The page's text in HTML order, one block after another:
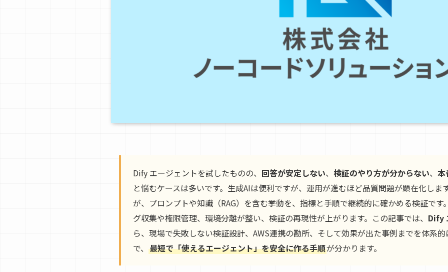
Dify エージェントを試したものの、 回答が安定しない、 検証のやり方が分からない、 本
と悩むケースは多いです。生成AIは便利ですが、運用が進むほど品質問題が顕在化しま
が、プロンプトや知識（RAG）を含む挙動を、指標と手順で継続的に確かめる検証です
グ収集や権限管理、環境分離が整い、検証の再現性が上がります。この記事では、 Dify
ら、現場で失敗しない検証設計、AWS連携の勘所、そして効果が出た事例までを体系
で、 最短で「使えるエージェント」を安全に作る手順が分かります。